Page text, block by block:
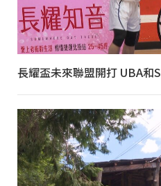
長耀盃未來聯盟開打 UBA和